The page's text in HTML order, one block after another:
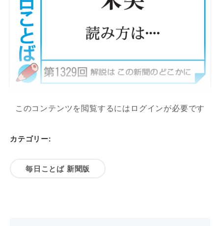
このコンテンツを閲覧するにはログインが必要です
カテゴリー:
毎日ことば 新聞版